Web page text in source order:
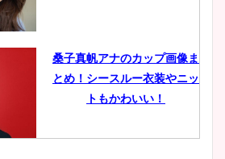
豊島実季アナのカップ画像ま
とめ！美脚や水着姿に年齢も
桑子真帆アナのカップ画像ま
とめ！シースルー衣装やニッ
トもかわいい！